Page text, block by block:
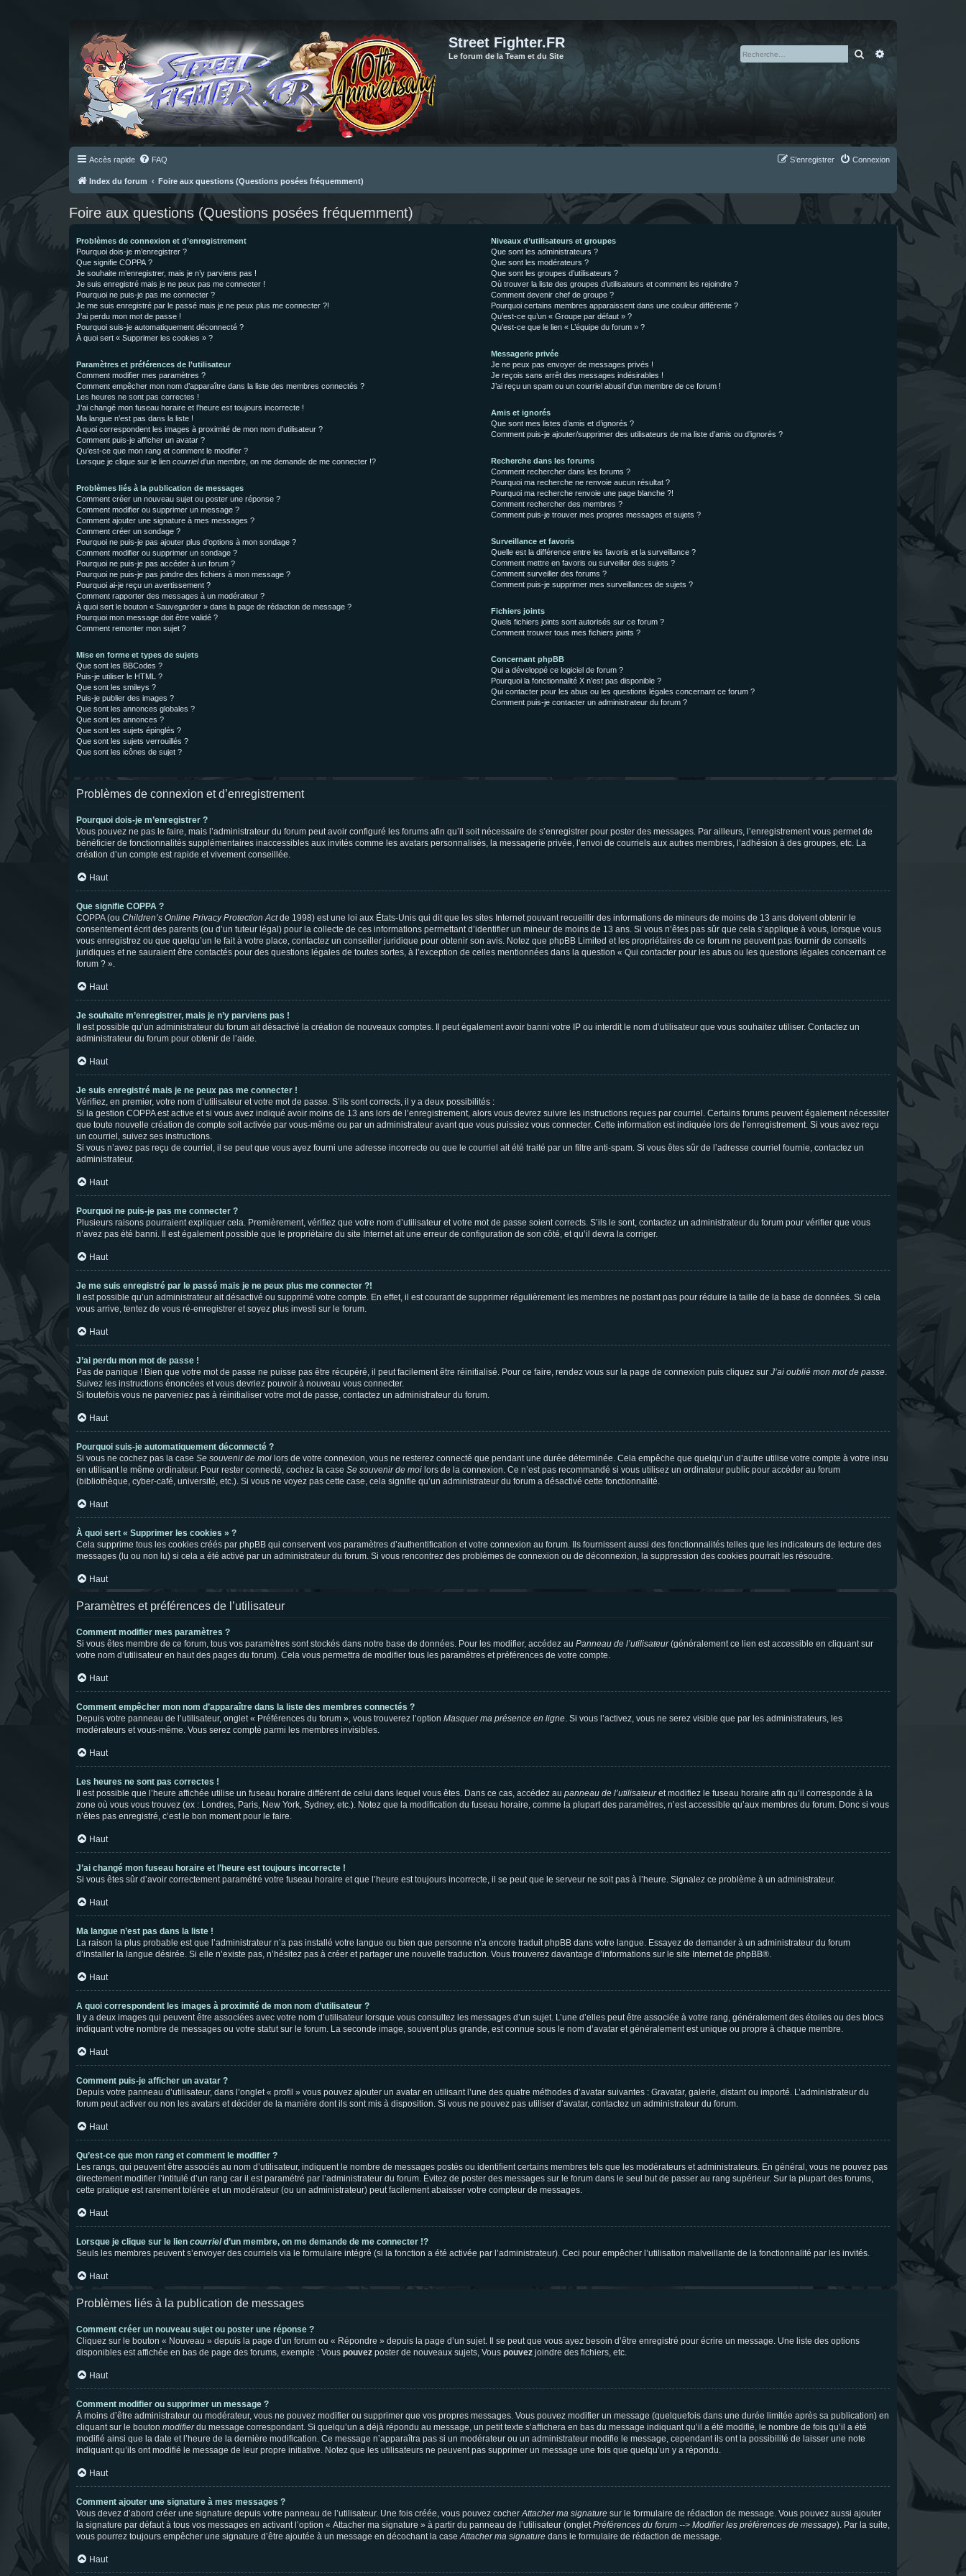
Street Fighter.FR
Le forum de la Team et du Site Rechercher
Accès rapide FAQ Connexion
S’enregistrer
Index du forum Foire aux questions (Questions posées fréquemment)
Foire aux questions (Questions posées fréquemment)
Problèmes de connexion et d’enregistrement
Pourquoi dois-je m’enregistrer ?
Que signifie COPPA ?
Je souhaite m’enregistrer, mais je n’y parviens pas !
Je suis enregistré mais je ne peux pas me connecter !
Pourquoi ne puis-je pas me connecter ?
Je me suis enregistré par le passé mais je ne peux plus me connecter ?!
J’ai perdu mon mot de passe !
Pourquoi suis-je automatiquement déconnecté ?
À quoi sert « Supprimer les cookies » ?
Paramètres et préférences de l’utilisateur
Comment modifier mes paramètres ?
Comment empêcher mon nom d’apparaître dans la liste des membres connectés ?
Les heures ne sont pas correctes !
J’ai changé mon fuseau horaire et l’heure est toujours incorrecte !
Ma langue n’est pas dans la liste !
A quoi correspondent les images à proximité de mon nom d’utilisateur ?
Comment puis-je afficher un avatar ?
Qu’est-ce que mon rang et comment le modifier ?
Lorsque je clique sur le lien courrield’un membre, on me demande de me connecter !?
Problèmes liés à la publication de messages
Comment créer un nouveau sujet ou poster une réponse ?
Comment modifier ou supprimer un message ?
Comment ajouter une signature à mes messages ?
Comment créer un sondage ?
Pourquoi ne puis-je pas ajouter plus d’options à mon sondage ?
Comment modifier ou supprimer un sondage ?
Pourquoi ne puis-je pas accéder à un forum ?
Pourquoi ne puis-je pas joindre des fichiers à mon message ?
Pourquoi ai-je reçu un avertissement ?
Comment rapporter des messages à un modérateur ?
À quoi sert le bouton « Sauvegarder » dans la page de rédaction de message ?
Pourquoi mon message doit être validé ?
Comment remonter mon sujet ?
Mise en forme et types de sujets
Que sont les BBCodes ?
Puis-je utiliser le HTML ?
Que sont les smileys ?
Puis-je publier des images ?
Que sont les annonces globales ?
Que sont les annonces ?
Que sont les sujets épinglés ?
Que sont les sujets verrouillés ?
Que sont les icônes de sujet ?
Niveaux d’utilisateurs et groupes
Que sont les administrateurs ?
Que sont les modérateurs ?
Que sont les groupes d’utilisateurs ?
Où trouver la liste des groupes d’utilisateurs et comment les rejoindre ?
Comment devenir chef de groupe ?
Pourquoi certains membres apparaissent dans une couleur différente ?
Qu’est-ce qu’un « Groupe par défaut » ?
Qu’est-ce que le lien « L’équipe du forum » ?
Messagerie privée
Je ne peux pas envoyer de messages privés !
Je reçois sans arrêt des messages indésirables !
J’ai reçu un spam ou un courriel abusif d’un membre de ce forum !
Amis et ignorés
Que sont mes listes d’amis et d’ignorés ?
Comment puis-je ajouter/supprimer des utilisateurs de ma liste d’amis ou d’ignorés ?
Recherche dans les forums
Comment rechercher dans les forums ?
Pourquoi ma recherche ne renvoie aucun résultat ?
Pourquoi ma recherche renvoie une page blanche ?!
Comment rechercher des membres ?
Comment puis-je trouver mes propres messages et sujets ?
Surveillance et favoris
Quelle est la différence entre les favoris et la surveillance ?
Comment mettre en favoris ou surveiller des sujets ?
Comment surveiller des forums ?
Comment puis-je supprimer mes surveillances de sujets ?
Fichiers joints
Quels fichiers joints sont autorisés sur ce forum ?
Comment trouver tous mes fichiers joints ?
Concernant phpBB
Qui a développé ce logiciel de forum ?
Pourquoi la fonctionnalité X n’est pas disponible ?
Qui contacter pour les abus ou les questions légales concernant ce forum ?
Comment puis-je contacter un administrateur du forum ?
Problèmes de connexion et d’enregistrement
Pourquoi dois-je m’enregistrer ?
Vous pouvez ne pas le faire, mais l’administrateur du forum peut avoir configuré les forums afin qu’il soit nécessaire de s’enregistrer pour poster des messages. Par ailleurs, l’enregistrement vous permet de
bénéficier de fonctionnalités supplémentaires inaccessibles aux invités comme les avatars personnalisés, la messagerie privée, l’envoi de courriels aux autres membres, l’adhésion à des groupes, etc. La
création d’un compte est rapide et vivement conseillée.
Haut
Que signifie COPPA ?
COPPA (ou Children’s Online Privacy Protection Actde 1998) est une loi aux États-Unis qui dit que les sites Internet pouvant recueillir des informations de mineurs de moins de 13 ans doivent obtenir le
consentement écrit des parents (ou d’un tuteur légal) pour la collecte de ces informations permettant d’identifier un mineur de moins de 13 ans. Si vous n’êtes pas sûr que cela s’applique à vous, lorsque vous
vous enregistrez ou que quelqu’un le fait à votre place, contactez un conseiller juridique pour obtenir son avis. Notez que phpBB Limited et les propriétaires de ce forum ne peuvent pas fournir de conseils
juridiques et ne sauraient être contactés pour des questions légales de toutes sortes, à l’exception de celles mentionnées dans la question « Qui contacter pour les abus ou les questions légales concernant ce
forum ? ».
Haut
Je souhaite m’enregistrer, mais je n’y parviens pas !
Il est possible qu’un administrateur du forum ait désactivé la création de nouveaux comptes. Il peut également avoir banni votre IP ou interdit le nom d’utilisateur que vous souhaitez utiliser. Contactez un
administrateur du forum pour obtenir de l’aide.
Haut
Je suis enregistré mais je ne peux pas me connecter !
Vérifiez, en premier, votre nom d’utilisateur et votre mot de passe. S’ils sont corrects, il y a deux possibilités :
Si la gestion COPPA est active et si vous avez indiqué avoir moins de 13 ans lors de l’enregistrement, alors vous devrez suivre les instructions reçues par courriel. Certains forums peuvent également nécessiter
que toute nouvelle création de compte soit activée par vous-même ou par un administrateur avant que vous puissiez vous connecter. Cette information est indiquée lors de l’enregistrement. Si vous avez reçu
un courriel, suivez ses instructions.
Si vous n’avez pas reçu de courriel, il se peut que vous ayez fourni une adresse incorrecte ou que le courriel ait été traité par un filtre anti-spam. Si vous êtes sûr de l’adresse courriel fournie, contactez un
administrateur.
Haut
Pourquoi ne puis-je pas me connecter ?
Plusieurs raisons pourraient expliquer cela. Premièrement, vérifiez que votre nom d’utilisateur et votre mot de passe soient corrects. S’ils le sont, contactez un administrateur du forum pour vérifier que vous
n’avez pas été banni. Il est également possible que le propriétaire du site Internet ait une erreur de configuration de son côté, et qu’il devra la corriger.
Haut
Je me suis enregistré par le passé mais je ne peux plus me connecter ?!
Il est possible qu’un administrateur ait désactivé ou supprimé votre compte. En effet, il est courant de supprimer régulièrement les membres ne postant pas pour réduire la taille de la base de données. Si cela
vous arrive, tentez de vous ré-enregistrer et soyez plus investi sur le forum.
Haut
J’ai perdu mon mot de passe !
Pas de panique ! Bien que votre mot de passe ne puisse pas être récupéré, il peut facilement être réinitialisé. Pour ce faire, rendez vous sur la page de connexion puis cliquez sur J’ai oublié mon mot de passe.
Suivez les instructions énoncées et vous devriez pouvoir à nouveau vous connecter.
Si toutefois vous ne parveniez pas à réinitialiser votre mot de passe, contactez un administrateur du forum.
Haut
Pourquoi suis-je automatiquement déconnecté ?
Si vous ne cochez pas la case Se souvenir de moi lors de votre connexion, vous ne resterez connecté que pendant une durée déterminée. Cela empêche que quelqu’un d’autre utilise votre compte à votre insu
en utilisant le même ordinateur. Pour rester connecté, cochez la case Se souvenir de moi lors de la connexion. Ce n’est pas recommandé si vous utilisez un ordinateur public pour accéder au forum
(bibliothèque, cyber-café, université, etc.). Si vous ne voyez pas cette case, cela signifie qu’un administrateur du forum a désactivé cette fonctionnalité.
Haut
À quoi sert « Supprimer les cookies » ?
Cela supprime tous les cookies créés par phpBB qui conservent vos paramètres d’authentification et votre connexion au forum. Ils fournissent aussi des fonctionnalités telles que les indicateurs de lecture des
messages (lu ou non lu) si cela a été activé par un administrateur du forum. Si vous rencontrez des problèmes de connexion ou de déconnexion, la suppression des cookies pourrait les résoudre.
Haut
Paramètres et préférences de l’utilisateur
Comment modifier mes paramètres ?
Si vous êtes membre de ce forum, tous vos paramètres sont stockés dans notre base de données. Pour les modifier, accédez au Panneau de l’utilisateur(généralement ce lien est accessible en cliquant sur
votre nom d’utilisateur en haut des pages du forum). Cela vous permettra de modifier tous les paramètres et préférences de votre compte.
Haut
Comment empêcher mon nom d’apparaître dans la liste des membres connectés ?
Depuis votre panneau de l’utilisateur, onglet « Préférences du forum », vous trouverez l’option Masquer ma présence en ligne. Si vous l’activez, vous ne serez visible que par les administrateurs, les
modérateurs et vous-même. Vous serez compté parmi les membres invisibles.
Haut
Les heures ne sont pas correctes !
Il est possible que l’heure affichée utilise un fuseau horaire différent de celui dans lequel vous êtes. Dans ce cas, accédez au panneau de l’utilisateuret modifiez le fuseau horaire afin qu’il corresponde à la
zone où vous vous trouvez (ex : Londres, Paris, New York, Sydney, etc.). Notez que la modification du fuseau horaire, comme la plupart des paramètres, n’est accessible qu’aux membres du forum. Donc si vous
n’êtes pas enregistré, c’est le bon moment pour le faire.
Haut
J’ai changé mon fuseau horaire et l’heure est toujours incorrecte !
Si vous êtes sûr d’avoir correctement paramétré votre fuseau horaire et que l’heure est toujours incorrecte, il se peut que le serveur ne soit pas à l’heure. Signalez ce problème à un administrateur.
Haut
Ma langue n’est pas dans la liste !
La raison la plus probable est que l’administrateur n’a pas installé votre langue ou bien que personne n’a encore traduit phpBB dans votre langue. Essayez de demander à un administrateur du forum
d’installer la langue désirée. Si elle n’existe pas, n’hésitez pas à créer et partager une nouvelle traduction. Vous trouverez davantage d’informations sur le site Internet de phpBB®.
Haut
A quoi correspondent les images à proximité de mon nom d’utilisateur ?
Il y a deux images qui peuvent être associées avec votre nom d’utilisateur lorsque vous consultez les messages d’un sujet. L’une d’elles peut être associée à votre rang, généralement des étoiles ou des blocs
indiquant votre nombre de messages ou votre statut sur le forum. La seconde image, souvent plus grande, est connue sous le nom d’avatar et généralement est unique ou propre à chaque membre.
Haut
Comment puis-je afficher un avatar ?
Depuis votre panneau d’utilisateur, dans l’onglet « profil » vous pouvez ajouter un avatar en utilisant l’une des quatre méthodes d’avatar suivantes : Gravatar, galerie, distant ou importé. L’administrateur du
forum peut activer ou non les avatars et décider de la manière dont ils sont mis à disposition. Si vous ne pouvez pas utiliser d’avatar, contactez un administrateur du forum.
Haut
Qu’est-ce que mon rang et comment le modifier ?
Les rangs, qui peuvent être associés au nom d’utilisateur, indiquent le nombre de messages postés ou identifient certains membres tels que les modérateurs et administrateurs. En général, vous ne pouvez pas
directement modifier l’intitulé d’un rang car il est paramétré par l’administrateur du forum. Évitez de poster des messages sur le forum dans le seul but de passer au rang supérieur. Sur la plupart des forums,
cette pratique est rarement tolérée et un modérateur (ou un administrateur) peut facilement abaisser votre compteur de messages.
Haut
Lorsque je clique sur le lien courrield’un membre, on me demande de me connecter !?
Seuls les membres peuvent s’envoyer des courriels via le formulaire intégré (si la fonction a été activée par l’administrateur). Ceci pour empêcher l’utilisation malveillante de la fonctionnalité par les invités.
Haut
Problèmes liés à la publication de messages
Comment créer un nouveau sujet ou poster une réponse ?
Cliquez sur le bouton « Nouveau » depuis la page d’un forum ou « Répondre » depuis la page d’un sujet. Il se peut que vous ayez besoin d’être enregistré pour écrire un message. Une liste des options
disponibles est affichée en bas de page des forums, exemple : Vous pouvez poster de nouveaux sujets, Vous pouvez joindre des fichiers, etc.
Haut
Comment modifier ou supprimer un message ?
À moins d’être administrateur ou modérateur, vous ne pouvez modifier ou supprimer que vos propres messages. Vous pouvez modifier un message (quelquefois dans une durée limitée après sa publication) en
cliquant sur le bouton modifierdu message correspondant. Si quelqu’un a déjà répondu au message, un petit texte s’affichera en bas du message indiquant qu’il a été modifié, le nombre de fois qu’il a été
modifié ainsi que la date et l’heure de la dernière modification. Ce message n’apparaîtra pas si un modérateur ou un administrateur modifie le message, cependant ils ont la possibilité de laisser une note
indiquant qu’ils ont modifié le message de leur propre initiative. Notez que les utilisateurs ne peuvent pas supprimer un message une fois que quelqu’un y a répondu.
Haut
Comment ajouter une signature à mes messages ?
Vous devez d’abord créer une signature depuis votre panneau de l’utilisateur. Une fois créée, vous pouvez cocherAttacher ma signature sur le formulaire de rédaction de message. Vous pouvez aussi ajouter
la signature par défaut à tous vos messages en activant l’option « Attacher ma signature » à partir du panneau de l’utilisateur (ongletPréférences du forum --> Modifier les préférences de message). Par la suite,
vous pourrez toujours empêcher une signature d’être ajoutée à un message en décochant la caseAttacher ma signature dans le formulaire de rédaction de message.
Haut